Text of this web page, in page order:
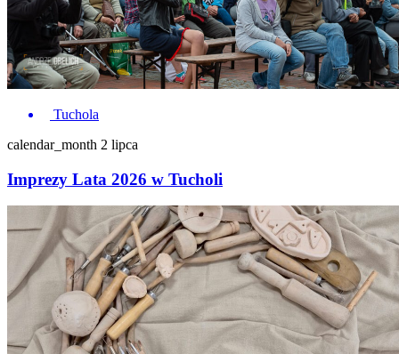
Tuchola
calendar_month 2 lipca
Imprezy Lata 2026 w Tucholi